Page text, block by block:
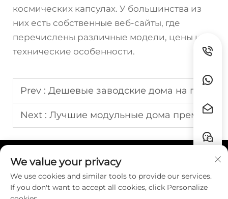
космических капсулах. У большинства из
них есть собственные веб-сайты, где
перечислены различные модели, цены и
технические особенности.
Prev : Дешевые заводские дома на продажу
Next : Лучшие модульные дома премиум-класса
Быстрые ссылки
КОНТАКТЫ
We value your privacy
We use cookies and similar tools to provide our services.
If you don't want to accept all cookies, click Personalize